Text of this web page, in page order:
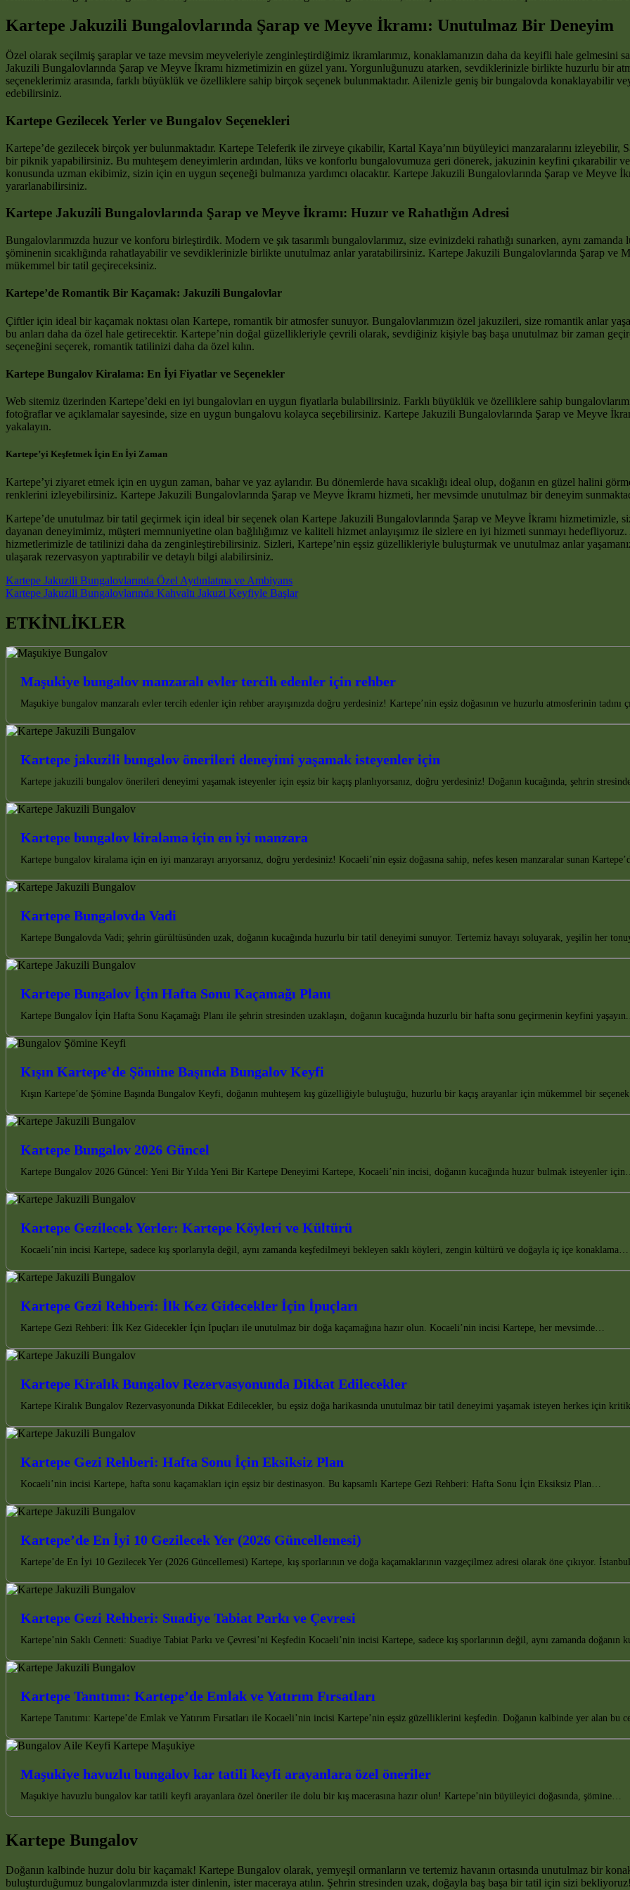
Kartepe Jakuzili Bungalovlarında Şarap ve Meyve İkramı: Unutulmaz Bir Deneyim
Özel olarak seçilmiş şaraplar ve taze mevsim meyveleriyle zenginleştirdiğimiz ikramlarımız, konaklamanızın daha da keyifli hale
Jakuzili Bungalovlarında Şarap ve Meyve İkramı hizmetimizin en güzel yanı. Yorgunluğunuzu atarken, sevdiklerinizle birlikte huzurlu bir
seçeneklerimiz arasında, farklı büyüklük ve özelliklere sahip birçok seçenek bulunmaktadır. Ailenizle geniş bir bungalovda konaklayabilir
edebilirsiniz.
Kartepe Gezilecek Yerler ve Bungalov Seçenekleri
Kartepe’de gezilecek birçok yer bulunmaktadır. Kartepe Teleferik ile zirveye çıkabilir, Kartal Kaya’nın büyüleyici manzaralarını izleyebilir,
bir piknik yapabilirsiniz. Bu muhteşem deneyimlerin ardından, lüks ve konforlu bungalovumuza geri dönerek, jakuzinin keyfini çıkarabilir ve
konusunda uzman ekibimiz, sizin için en uygun seçeneği bulmanıza yardımcı olacaktır. Kartepe Jakuzili Bungalovlarında Şarap ve Meyve
yararlanabilirsiniz.
Kartepe Jakuzili Bungalovlarında Şarap ve Meyve İkramı: Huzur ve Rahatlığın Adresi
Bungalovlarımızda huzur ve konforu birleştirdik. Modern ve şık tasarımlı bungalovlarımız, size evinizdeki rahatlığı sunarken, aynı
şöminenin sıcaklığında rahatlayabilir ve sevdiklerinizle birlikte unutulmaz anlar yaratabilirsiniz. Kartepe Jakuzili Bungalovlarında Şarap ve
mükemmel bir tatil geçireceksiniz.
Kartepe’de Romantik Bir Kaçamak: Jakuzili Bungalovlar
Çiftler için ideal bir kaçamak noktası olan Kartepe, romantik bir atmosfer sunuyor. Bungalovlarımızın özel jakuzileri, size romantik anlar
bu anları daha da özel hale getirecektir. Kartepe’nin doğal güzellikleriyle çevrili olarak, sevdiğiniz kişiyle baş başa unutulmaz bir zaman
seçeneğini seçerek, romantik tatilinizi daha da özel kılın.
Kartepe Bungalov Kiralama: En İyi Fiyatlar ve Seçenekler
Web sitemiz üzerinden Kartepe’deki en iyi bungalovları en uygun fiyatlarla bulabilirsiniz. Farklı büyüklük ve özelliklere sahip
fotoğraflar ve açıklamalar sayesinde, size en uygun bungalovu kolayca seçebilirsiniz. Kartepe Jakuzili Bungalovlarında Şarap ve Meyve
yakalayın.
Kartepe’yi Keşfetmek İçin En İyi Zaman
Kartepe’yi ziyaret etmek için en uygun zaman, bahar ve yaz aylarıdır. Bu dönemlerde hava sıcaklığı ideal olup, doğanın en güzel halini
renklerini izleyebilirsiniz. Kartepe Jakuzili Bungalovlarında Şarap ve Meyve İkramı hizmeti, her mevsimde unutulmaz bir deneyim
Kartepe’de unutulmaz bir tatil geçirmek için ideal bir seçenek olan Kartepe Jakuzili Bungalovlarında Şarap ve Meyve İkramı
dayanan deneyimimiz, müşteri memnuniyetine olan bağlılığımız ve kaliteli hizmet anlayışımız ile sizlere en iyi hizmeti sunmayı
hizmetlerimizle de tatilinizi daha da zenginleştirebilirsiniz. Sizleri, Kartepe’nin eşsiz güzellikleriyle buluşturmak ve unutulmaz anlar
ulaşarak rezervasyon yaptırabilir ve detaylı bilgi alabilirsiniz.
Post navigation
Kartepe Jakuzili Bungalovlarında Özel Aydınlatma ve Ambiyans
Kartepe Jakuzili Bungalovlarında Kahvaltı Jakuzi Keyfiyle Başlar
ETKİNLİKLER
Maşukiye bungalov manzaralı evler tercih edenler için rehber
Maşukiye bungalov manzaralı evler tercih edenler için rehber arayışınızda doğru yerdesiniz! Kartepe’nin eşsiz doğasının ve huzurlu atmosferinin tadını
Kartepe jakuzili bungalov önerileri deneyimi yaşamak isteyenler için
Kartepe jakuzili bungalov önerileri deneyimi yaşamak isteyenler için eşsiz bir kaçış planlıyorsanız, doğru yerdesiniz! Doğanın kucağında, şehrin
Kartepe bungalov kiralama için en iyi manzara
Kartepe bungalov kiralama için en iyi manzarayı arıyorsanız, doğru yerdesiniz! Kocaeli’nin eşsiz doğasına sahip, nefes kesen manzaralar sunan
Kartepe Bungalovda Vadi
Kartepe Bungalovda Vadi; şehrin gürültüsünden uzak, doğanın kucağında huzurlu bir tatil deneyimi sunuyor. Tertemiz havayı soluyarak, yeşilin her
Kartepe Bungalov İçin Hafta Sonu Kaçamağı Planı
Kartepe Bungalov İçin Hafta Sonu Kaçamağı Planı ile şehrin stresinden uzaklaşın, doğanın kucağında huzurlu bir hafta sonu geçirmenin keyfini
Kışın Kartepe’de Şömine Başında Bungalov Keyfi
Kışın Kartepe’de Şömine Başında Bungalov Keyfi, doğanın muhteşem kış güzelliğiyle buluştuğu, huzurlu bir kaçış arayanlar için mükemmel bir
Kartepe Bungalov 2026 Güncel
Kartepe Bungalov 2026 Güncel: Yeni Bir Yılda Yeni Bir Kartepe Deneyimi Kartepe, Kocaeli’nin incisi, doğanın kucağında huzur bulmak isteyenler
Kartepe Gezilecek Yerler: Kartepe Köyleri ve Kültürü
Kocaeli’nin incisi Kartepe, sadece kış sporlarıyla değil, aynı zamanda keşfedilmeyi bekleyen saklı köyleri, zengin kültürü ve doğayla iç içe konaklama…
Kartepe Gezi Rehberi: İlk Kez Gidecekler İçin İpuçları
Kartepe Gezi Rehberi: İlk Kez Gidecekler İçin İpuçları ile unutulmaz bir doğa kaçamağına hazır olun. Kocaeli’nin incisi Kartepe, her mevsimde…
Kartepe Kiralık Bungalov Rezervasyonunda Dikkat Edilecekler
Kartepe Kiralık Bungalov Rezervasyonunda Dikkat Edilecekler, bu eşsiz doğa harikasında unutulmaz bir tatil deneyimi yaşamak isteyen herkes için
Kartepe Gezi Rehberi: Hafta Sonu İçin Eksiksiz Plan
Kocaeli’nin incisi Kartepe, hafta sonu kaçamakları için eşsiz bir destinasyon. Bu kapsamlı Kartepe Gezi Rehberi: Hafta Sonu İçin Eksiksiz Plan…
Kartepe’de En İyi 10 Gezilecek Yer (2026 Güncellemesi)
Kartepe’de En İyi 10 Gezilecek Yer (2026 Güncellemesi) Kartepe, kış sporlarının ve doğa kaçamaklarının vazgeçilmez adresi olarak öne çıkıyor.
Kartepe Gezi Rehberi: Suadiye Tabiat Parkı ve Çevresi
Kartepe’nin Saklı Cenneti: Suadiye Tabiat Parkı ve Çevresi’ni Keşfedin Kocaeli’nin incisi Kartepe, sadece kış sporlarının değil, aynı zamanda doğanın
Kartepe Tanıtımı: Kartepe’de Emlak ve Yatırım Fırsatları
Kartepe Tanıtımı: Kartepe’de Emlak ve Yatırım Fırsatları ile Kocaeli’nin incisi Kartepe’nin eşsiz güzelliklerini keşfedin. Doğanın kalbinde yer alan bu
Maşukiye havuzlu bungalov kar tatili keyfi arayanlara özel öneriler
Maşukiye havuzlu bungalov kar tatili keyfi arayanlara özel öneriler ile dolu bir kış macerasına hazır olun! Kartepe’nin büyüleyici doğasında, şömine…
Kartepe Bungalov
Doğanın kalbinde huzur dolu bir kaçamak! Kartepe Bungalov olarak, yemyeşil ormanların ve tertemiz havanın ortasında unutulmaz bir
buluşturduğumuz bungalovlarımızda ister dinlenin, ister maceraya atılın. Şehrin stresinden uzak, doğayla baş başa bir tatil için sizi bekliyoruz!